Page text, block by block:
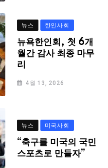
뉴스 한인사회
뉴욕한인회, 첫 6개
월간 감사 최종 마무
리
4월 13, 2026
뉴스 미국사회
“축구를 미국의 국민
스포츠로 만들자”